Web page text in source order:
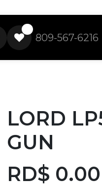
809-567-6216
LORD
GUN
RD$ 0.00